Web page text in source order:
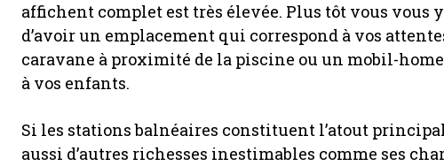
affichent complet est très élevée. Plus tôt vous vous
d’avoir un emplacement qui correspond à vos
caravane à proximité de la piscine ou un mobil-
à vos enfants.
Si les stations balnéaires constituent l’atout
aussi d’autres richesses inestimables comme ses